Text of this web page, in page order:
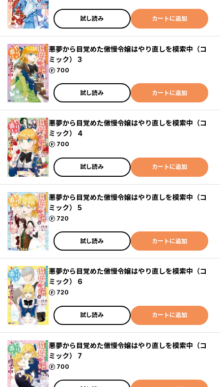
試し読み カートに追加
悪夢から目覚めた傲慢令嬢はやり直しを模索中（コ
ミック） 3
700
ポイント
試し読み カートに追加
悪夢から目覚めた傲慢令嬢はやり直しを模索中（コ
ミック） 4
700
ポイント
試し読み カートに追加
悪夢から目覚めた傲慢令嬢はやり直しを模索中（コ
ミック） 5
720
ポイント
試し読み カートに追加
悪夢から目覚めた傲慢令嬢はやり直しを模索中（コ
ミック） 6
720
ポイント
試し読み カートに追加
悪夢から目覚めた傲慢令嬢はやり直しを模索中（コ
ミック） 7
700
ポイント